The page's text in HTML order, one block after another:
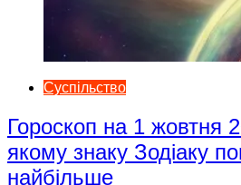
Суспільство
Гороскоп на 1 жовтня
якому знаку Зодіаку
найбільше